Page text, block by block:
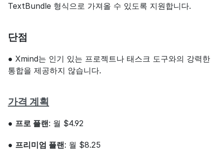
TextBundle 형식으로 가져올 수 있도록 지원합니다.
단점
● Xmind는 인기 있는 프로젝트나 태스크 도구와의 강력한
통합을 제공하지 않습니다.
가격 계획
● 프로 플랜: 월 $4.92
● 프리미엄 플랜: 월 $8.25